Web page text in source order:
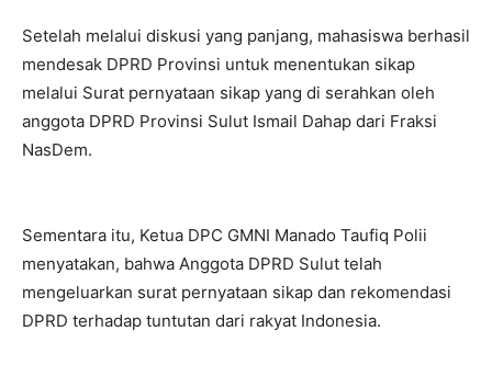
Setelah melalui diskusi yang panjang, mahasiswa berhasil
mendesak DPRD Provinsi untuk menentukan sikap
melalui Surat pernyataan sikap yang di serahkan oleh
anggota DPRD Provinsi Sulut Ismail Dahap dari Fraksi
NasDem.
Sementara itu, Ketua DPC GMNI Manado Taufiq Polii
menyatakan, bahwa Anggota DPRD Sulut telah
mengeluarkan surat pernyataan sikap dan rekomendasi
DPRD terhadap tuntutan dari rakyat Indonesia.